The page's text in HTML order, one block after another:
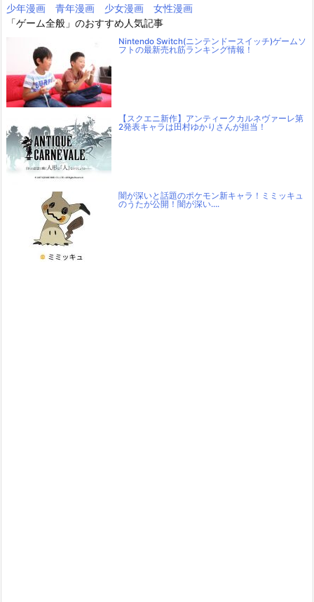
少年漫画
青年漫画 少女漫画
女性漫画
「ゲーム全般」のおすすめ人気記事
Nintendo Switch(ニンテンドースイッチ)ゲームソ
フトの最新売れ筋ランキング情報！
【スクエニ新作】アンティークカルネヴァーレ第
2発表キャラは田村ゆかりさんが担当！
闇が深いと話題のポケモン新キャラ！ミミッキュ
のうたが公開！闇が深い….